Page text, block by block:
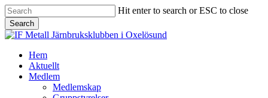
Skip
to
main
content
Hit enter to search or ESC to close
Search
Close
Menu
Hem
Aktuellt
Medlem
Medlemskap